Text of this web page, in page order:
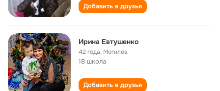
Добавить в друзья
Ирина Евтушенко
42 года, Могилёв
18 школа
Добавить в друзья